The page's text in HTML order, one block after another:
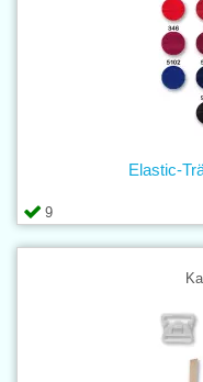
9
Elastic-